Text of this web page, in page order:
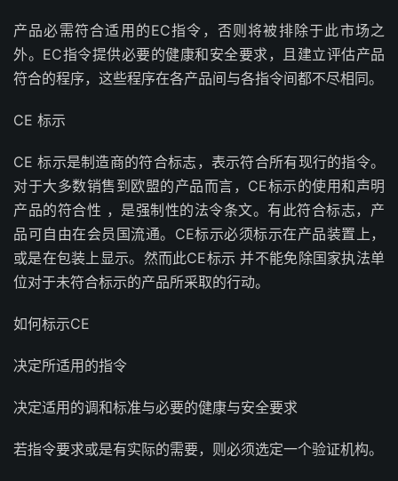
产品必需符合适用的EC指令，否则将被排除于此市场之
外。EC指令提供必要的健康和安全要求，且建立评估产品
符合的程序，这些程序在各产品间与各指令间都不尽相同。
CE 标示
CE 标示是制造商的符合标志，表示符合所有现行的指令。
对于大多数销售到欧盟的产品而言，CE标示的使用和声明
产品的符合性 ，是强制性的法令条文。有此符合标志，产
品可自由在会员国流通。CE标示必须标示在产品装置上，
或是在包装上显示。然而此CE标示 并不能免除国家执法单
位对于未符合标示的产品所采取的行动。
如何标示CE
决定所适用的指令
决定适用的调和标准与必要的健康与安全要求
若指令要求或是有实际的需要，则必须选定一个验证机构。